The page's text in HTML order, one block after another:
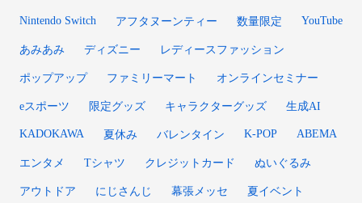
Nintendo Switch アフタヌーンティー 数量限定 YouTube
あみあみ ディズニー レディースファッション
ポップアップ ファミリーマート オンラインセミナー
eスポーツ 限定グッズ キャラクターグッズ 生成AI
KADOKAWA 夏休み バレンタイン K-POP ABEMA
エンタメ Tシャツ クレジットカード ぬいぐるみ
アウトドア にじさんじ 幕張メッセ 夏イベント